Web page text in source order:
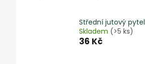
Střední jutový pytel
Skladem (>5 ks)
36 Kč